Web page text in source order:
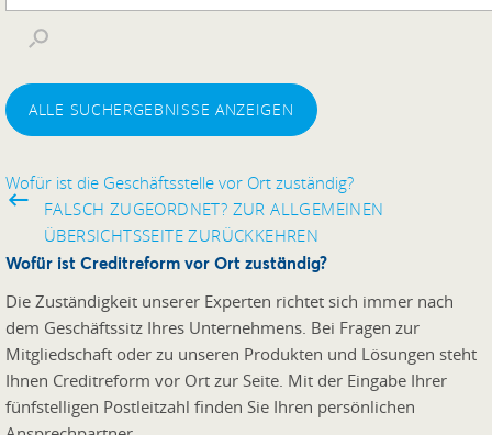
ALLE SUCHERGEBNISSE ANZEIGEN
Wofür ist die Geschäftsstelle vor Ort zuständig?
FALSCH ZUGEORDNET? ZUR ALLGEMEINEN
ÜBERSICHTSSEITE ZURÜCKKEHREN
Wofür ist Creditreform vor Ort zuständig?
Die Zuständigkeit unserer Experten richtet sich immer nach
dem Geschäftssitz Ihres Unternehmens. Bei Fragen zur
Mitgliedschaft oder zu unseren Produkten und Lösungen steht
Ihnen Creditreform vor Ort zur Seite. Mit der Eingabe Ihrer
fünfstelligen Postleitzahl finden Sie Ihren persönlichen